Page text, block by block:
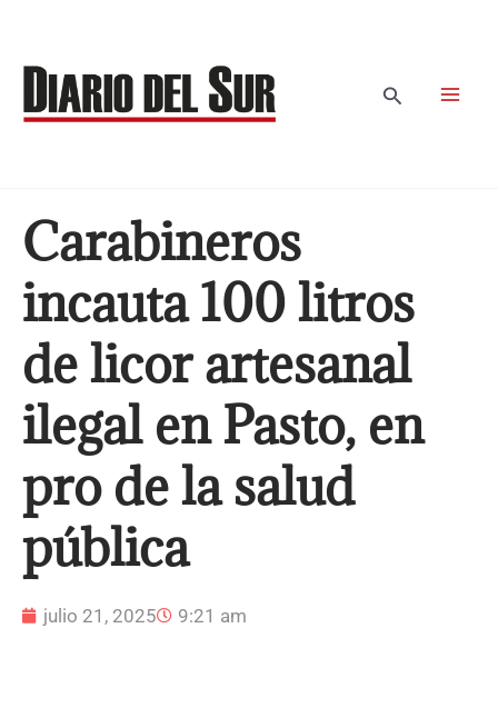
contenido
Buscar
Carabineros
incauta 100 litros
de licor artesanal
ilegal en Pasto, en
pro de la salud
pública
julio 21, 2025 9:21 am